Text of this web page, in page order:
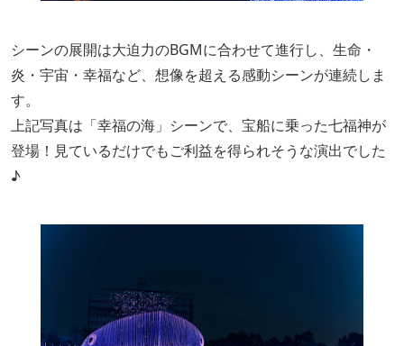
シーンの展開は大迫力のBGMに合わせて進行し、生命・
炎・宇宙・幸福など、想像を超える感動シーンが連続しま
す。
上記写真は「幸福の海」シーンで、宝船に乗った七福神が
登場！見ているだけでもご利益を得られそうな演出でした
♪